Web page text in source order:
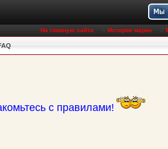
На главную сайта История марки
с правилами!